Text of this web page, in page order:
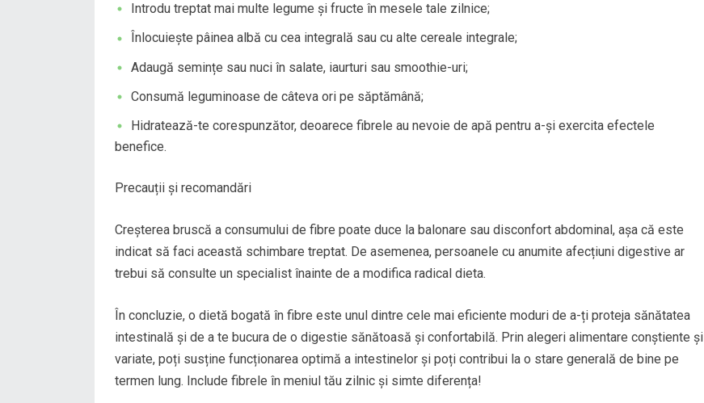
Introdu treptat mai multe legume și fructe în mesele tale zilnice;
Înlocuiește pâinea albă cu cea integrală sau cu alte cereale integrale;
Adaugă semințe sau nuci în salate, iaurturi sau smoothie-uri;
Consumă leguminoase de câteva ori pe săptămână;
Hidratează-te corespunzător, deoarece fibrele au nevoie de apă pentru a-și exercita efectele
benefice.
Precauții și recomandări
Creșterea bruscă a consumului de fibre poate duce la balonare sau disconfort abdominal, așa că este
indicat să faci această schimbare treptat. De asemenea, persoanele cu anumite afecțiuni digestive ar
trebui să consulte un specialist înainte de a modifica radical dieta.
În concluzie, o dietă bogată în fibre este unul dintre cele mai eficiente moduri de a-ți proteja sănătatea
intestinală și de a te bucura de o digestie sănătoasă și confortabilă. Prin alegeri alimentare conștiente și
variate, poți susține funcționarea optimă a intestinelor și poți contribui la o stare generală de bine pe
termen lung. Include fibrele în meniul tău zilnic și simte diferența!